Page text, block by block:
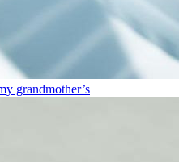
grandmother’s